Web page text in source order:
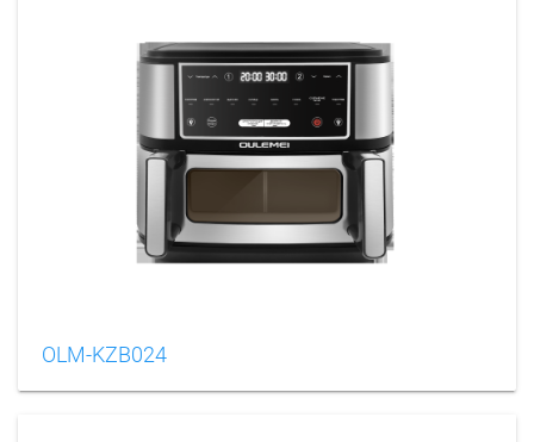
OLM-KZB024